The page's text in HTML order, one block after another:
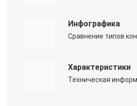
Инфографика
Сравнение типов
Характеристики
Техническая